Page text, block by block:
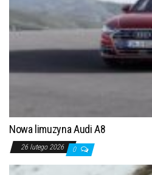
Nowa limuzyna Audi A8
26 lutego 2026 0